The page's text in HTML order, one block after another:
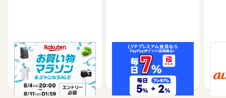
楽天市場
1%
Yahoo!ショッピング
1%